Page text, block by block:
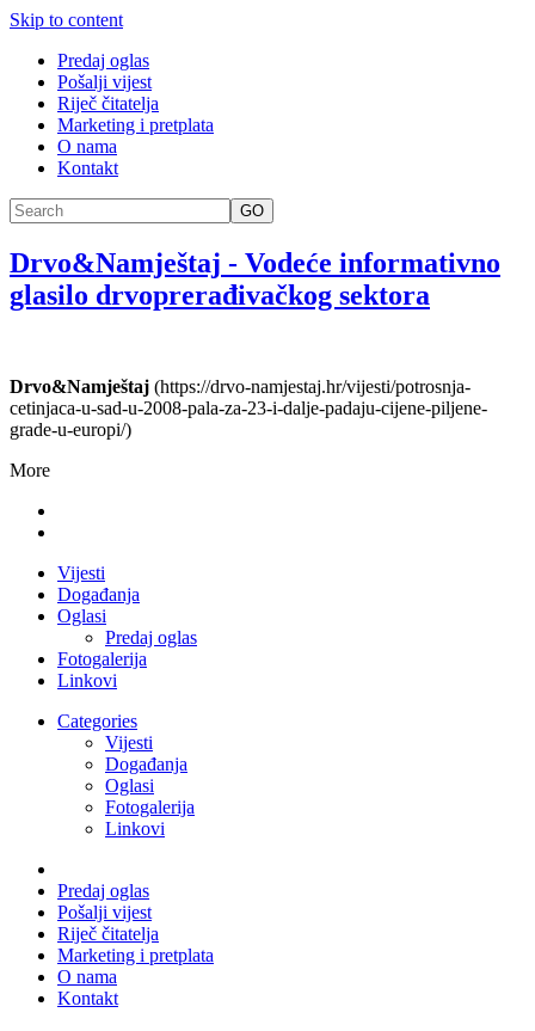
Skip to content
Predaj oglas
Pošalji vijest
Riječ čitatelja
Marketing i pretplata
O nama
Kontakt
GO
Drvo&Namještaj - Vodeće informativno
glasilo drvoprerađivačkog sektora
Drvo&Namještaj (https://drvo-namjestaj.hr/vijesti/potrosnja-
cetinjaca-u-sad-u-2008-pala-za-23-i-dalje-padaju-cijene-piljene-
grade-u-europi/)
More
Vijesti
Događanja
Oglasi
Predaj oglas
Fotogalerija
Linkovi
Categories
Vijesti
Događanja
Oglasi
Fotogalerija
Linkovi
Predaj oglas
Pošalji vijest
Riječ čitatelja
Marketing i pretplata
O nama
Kontakt